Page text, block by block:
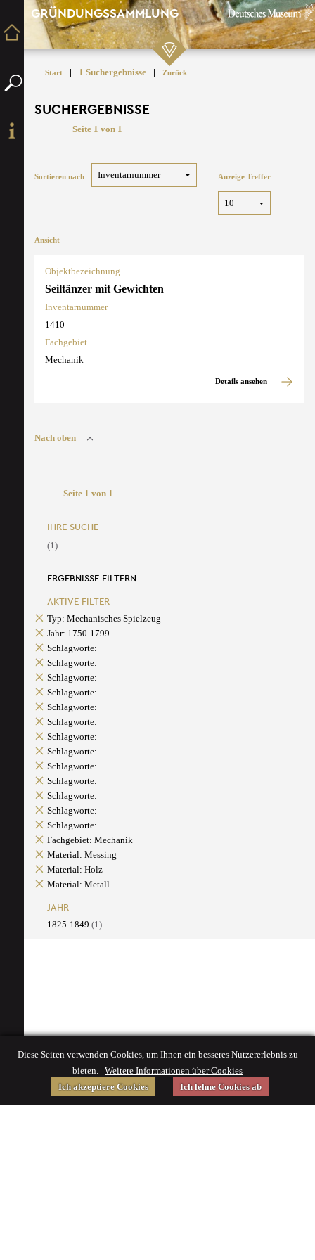
GRÜNDUNGSSAMMLUNG
Start | 1 Suchergebnisse | Zurück
SUCHERGEBNISSE
Seite 1 von 1
Sortieren nach Anzeige Treffer
Ansicht
Objektbezeichnung
Seiltänzer mit Gewichten
Inventarnummer
1410
Fachgebiet
Mechanik
Details ansehen
Nach oben
Seite 1 von 1
IHRE SUCHE
(1)
ERGEBNISSE FILTERN
AKTIVE FILTER
Typ: Mechanisches Spielzeug
Jahr: 1750-1799
Schlagworte:
Schlagworte:
Schlagworte:
Schlagworte:
Schlagworte:
Schlagworte:
Schlagworte:
Schlagworte:
Schlagworte:
Schlagworte:
Schlagworte:
Schlagworte:
Schlagworte:
Fachgebiet: Mechanik
Material: Messing
Material: Holz
Material: Metall
JAHR
1825-1849 (1)
Diese Seiten verwenden Cookies, um Ihnen ein besseres Nutzererlebnis zu
bieten. Weitere Informationen über Cookies
Ich akzeptiere Cookies
Ich lehne Cookies ab